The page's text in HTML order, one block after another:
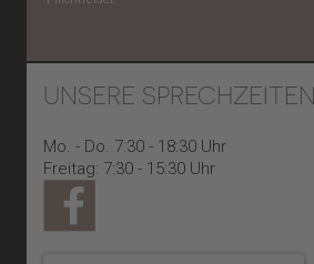
UNSERE SPRECHZEITEN
Mo. - Do. 7:30 - 18:30 Uhr
Freitag: 7:30 - 15:30 Uhr